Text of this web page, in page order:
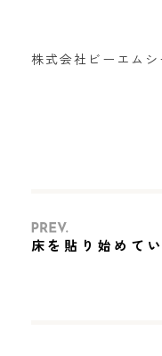
株式会社ビーエムシ
床を貼り始めて